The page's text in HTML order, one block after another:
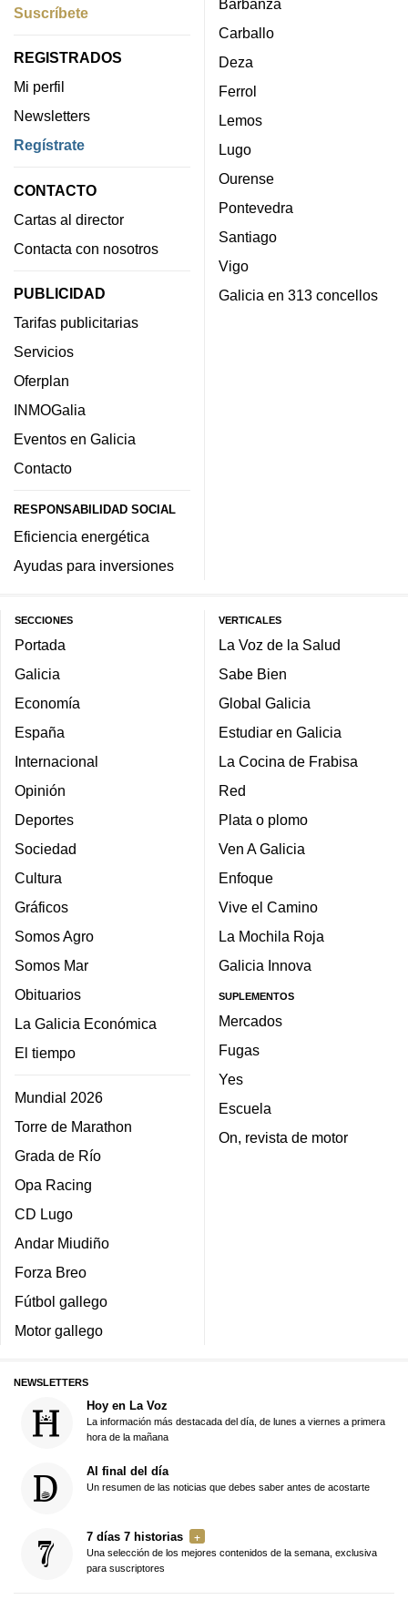
Suscríbete
REGISTRADOS
Mi perfil
Newsletters
Regístrate
CONTACTO
Cartas al director
Contacta con nosotros
PUBLICIDAD
Tarifas publicitarias
Servicios
Oferplan
INMOGalia
Eventos en Galicia
Contacto
RESPONSABILIDAD SOCIAL
Eficiencia energética
Ayudas para inversiones
Barbanza
Carballo
Deza
Ferrol
Lemos
Lugo
Ourense
Pontevedra
Santiago
Vigo
Galicia en 313 concellos
SECCIONES
Portada
Galicia
Economía
España
Internacional
Opinión
Deportes
Sociedad
Cultura
Gráficos
Somos Agro
Somos Mar
Obituarios
La Galicia Económica
El tiempo
Mundial 2026
Torre de Marathon
Grada de Río
Opa Racing
CD Lugo
Andar Miudiño
Forza Breo
Fútbol gallego
Motor gallego
VERTICALES
La Voz de la Salud
Sabe Bien
Global Galicia
Estudiar en Galicia
La Cocina de Frabisa
Red
Plata o plomo
Ven A Galicia
Enfoque
Vive el Camino
La Mochila Roja
Galicia Innova
SUPLEMENTOS
Mercados
Fugas
Yes
Escuela
On, revista de motor
NEWSLETTERS
Hoy en La Voz
La información más destacada del día, de lunes a viernes a primera
hora de la mañana
Al final del día
Un resumen de las noticias que debes saber antes de acostarte
7 días 7 historias
Una selección de los mejores contenidos de la semana, exclusiva
para suscriptores